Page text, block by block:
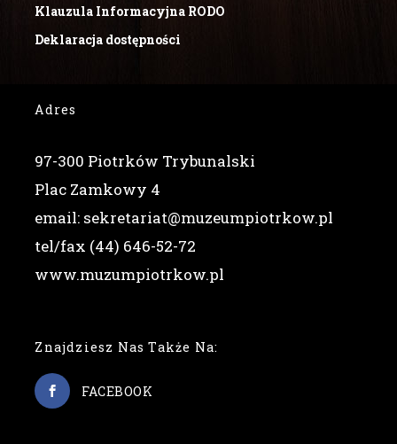
Klauzula Informacyjna RODO
Deklaracja dostępności
Adres
97-300 Piotrków Trybunalski
Plac Zamkowy 4
email: sekretariat@muzeumpiotrkow.pl
tel/fax (44) 646-52-72
www.muzumpiotrkow.pl
Znajdziesz Nas Także Na:
FACEBOOK